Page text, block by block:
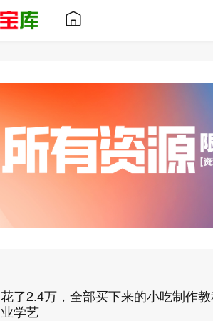
花了2.4万，全部买下来的小吃制作
业学艺